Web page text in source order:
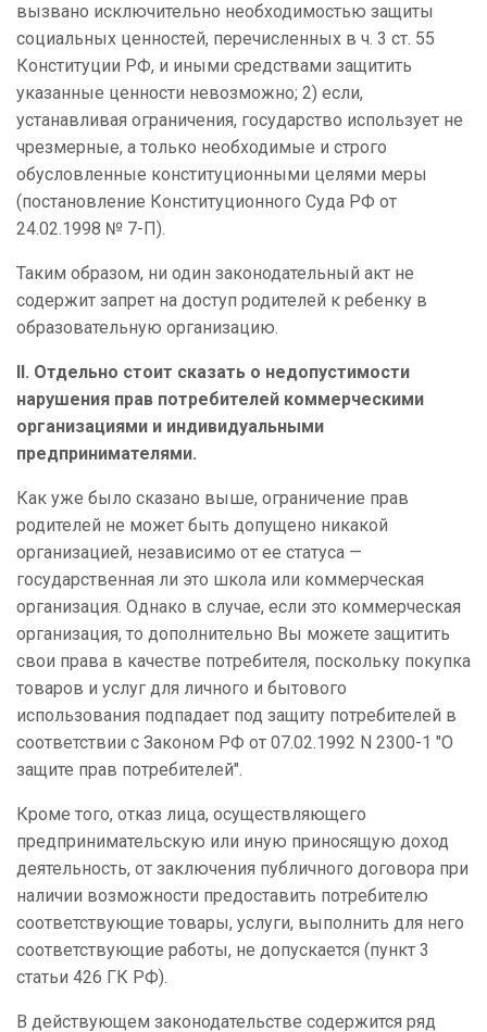
вызвано исключительно необходимостью защиты
социальных ценностей, перечисленных в ч. 3 ст. 55
Конституции РФ, и иными средствами защитить
указанные ценности невозможно; 2) если,
устанавливая ограничения, государство использует не
чрезмерные, а только необходимые и строго
обусловленные конституционными целями меры
(постановление Конституционного Суда РФ от
24.02.1998 № 7-П).
Таким образом, ни один законодательный акт не
содержит запрет на доступ родителей к ребенку в
образовательную организацию.
II. Отдельно стоит сказать о недопустимости
нарушения прав потребителей коммерческими
организациями и индивидуальными
предпринимателями.
Как уже было сказано выше, ограничение прав
родителей не может быть допущено никакой
организацией, независимо от ее статуса —
государственная ли это школа или коммерческая
организация. Однако в случае, если это коммерческая
организация, то дополнительно Вы можете защитить
свои права в качестве потребителя, поскольку покупка
товаров и услуг для личного и бытового
использования подпадает под защиту потребителей в
соответствии с Законом РФ от 07.02.1992 N 2300-1 "О
защите прав потребителей".
Кроме того, отказ лица, осуществляющего
предпринимательскую или иную приносящую доход
деятельность, от заключения публичного договора при
наличии возможности предоставить потребителю
соответствующие товары, услуги, выполнить для него
соответствующие работы, не допускается (пункт 3
статьи 426 ГК РФ).
В действующем законодательстве содержится ряд